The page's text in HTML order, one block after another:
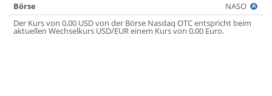
Börse
NASO
Der Kurs von 0,00 USD von der Börse Nasdaq OTC entspricht beim
aktuellen Wechselkurs USD/EUR einem Kurs von 0,00 Euro.